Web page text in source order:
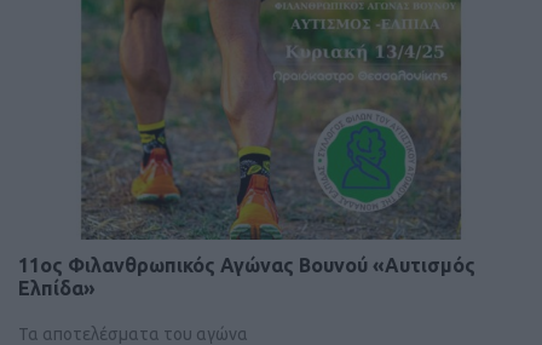
11ος Φιλανθρωπικός Αγώνας Βουνού «Αυτισμός
Ελπίδα»
Τα αποτελέσματα του αγώνα